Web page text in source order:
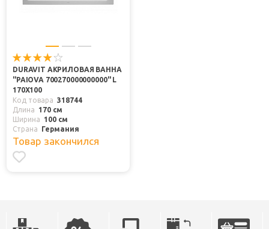
DURAVIT АКРИЛОВАЯ ВАННА
"PAIOVA 700270000000000" L
170Х100
Код товара 318744
Длина
170 см
Ширина
100 см
Страна
Германия
Товар закончился